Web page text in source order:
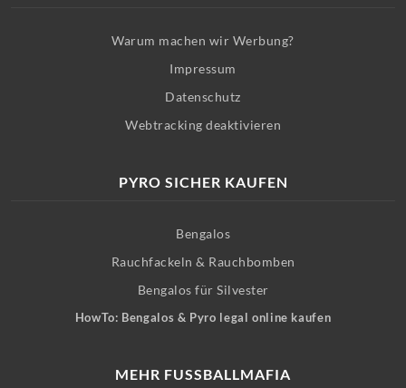
Warum machen wir Werbung?
Impressum
Datenschutz
Webtracking deaktivieren
PYRO SICHER KAUFEN
Bengalos
Rauchfackeln & Rauchbomben
Bengalos für Silvester
HowTo: Bengalos & Pyro legal online kaufen
MEHR FUSSBALLMAFIA